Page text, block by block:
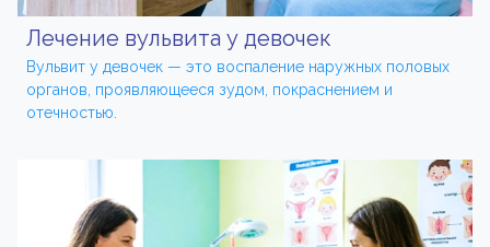
Лечение вульвита у девочек
Вульвит у девочек — это воспаление наружных половых
органов, проявляющееся зудом, покраснением и
отечностью.